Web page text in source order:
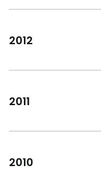
2012
2011
2010